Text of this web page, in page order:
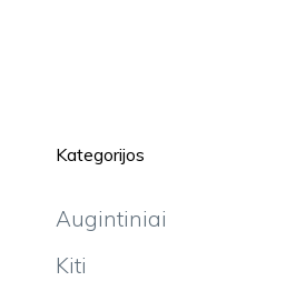
Kategorijos
Augintiniai
Kiti